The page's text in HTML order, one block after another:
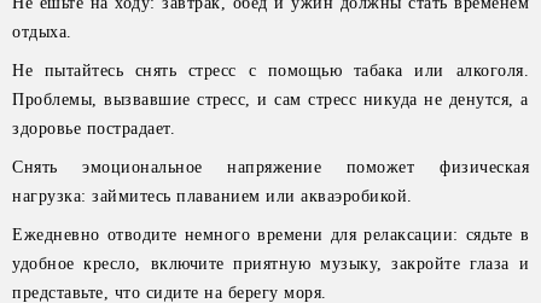
отдыха.
Не пытайтесь снять стресс с помощью табака или алкоголя.
Проблемы, вызвавшие стресс, и сам стресс никуда не денутся, а
здоровье пострадает.
Снять эмоциональное напряжение поможет физическая
нагрузка: займитесь плаванием или акваэробикой.
Ежедневно отводите немного времени для релаксации: сядьте в
удобное кресло, включите приятную музыку, закройте глаза и
представьте, что сидите на берегу моря.